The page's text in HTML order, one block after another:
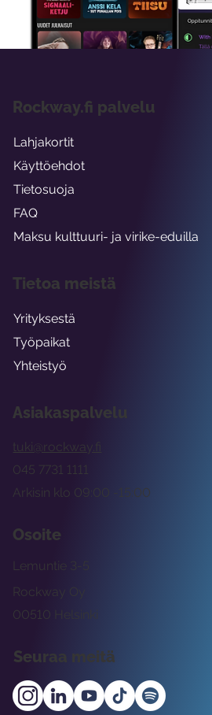
viikon ajaksi.
Asiakaspalvelu
tuki@rockway.fi
Arkisin klo 09:00 -15:00
045 7731 1111
Osoite
Rockway Oy
Lemuntie 3-5
00510 Helsinki
Seuraa meitä
Rockway.fi palvelu
Lahjakortit
Käyttöehdot
Tietosuoja
FAQ
Maksu kulttuuri- ja virike-eduilla
Tietoa meistä
Yrityksestä
Työpaikat
Yhteistyö